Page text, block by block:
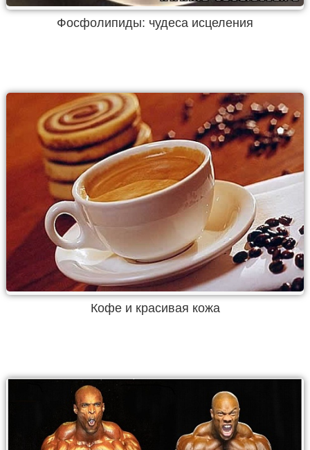
Фосфолипиды: чудеса исцеления
Кофе и красивая кожа